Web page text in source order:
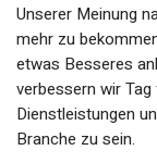
Unserer Meinung
mehr zu
etwas Besseres
verbessern wir
Dienstleistungen
Branche zu sein.